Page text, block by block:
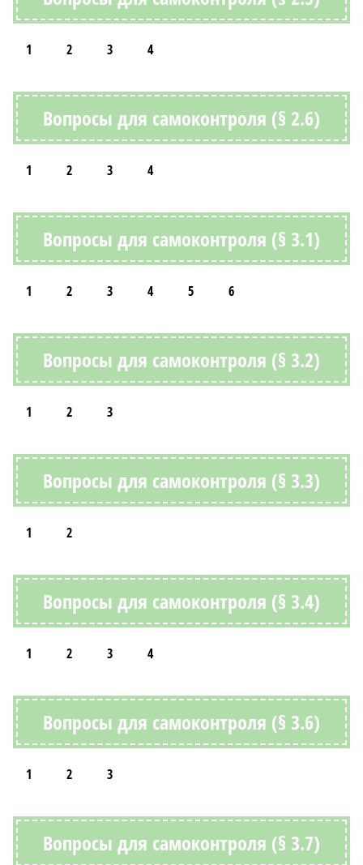
1 2 3 4
Вопросы для самоконтроля (§ 2.6)
1 2 3 4
Вопросы для самоконтроля (§ 3.1)
1 2 3 4 5 6
Вопросы для самоконтроля (§ 3.2)
1 2 3
Вопросы для самоконтроля (§ 3.3)
1 2
Вопросы для самоконтроля (§ 3.4)
1 2 3 4
Вопросы для самоконтроля (§ 3.6)
1 2 3
Вопросы для самоконтроля (§ 3.7)